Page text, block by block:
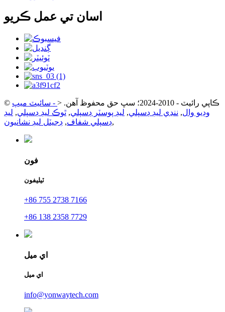
اسان تي عمل ڪريو
© ڪاپي رائيٽ - 2010-2024؛ سڀ حق محفوظ آهن. <
- سائيٽ ميپ
وڊيو وال, ننڍي ليڊ ڊسپلي, ليڊ پوسٽر ڊسپلي, ٿوڪ ليڊ ڊسپلي, ليڊ
ڊسپلي شفاف, ڊجيٽل ليڊ نشانيون ,
فون
ٽيليفون
+86 755 2738 7166
+86 138 2358 7729
اي ميل
اي ميل
info@yonwaytech.com